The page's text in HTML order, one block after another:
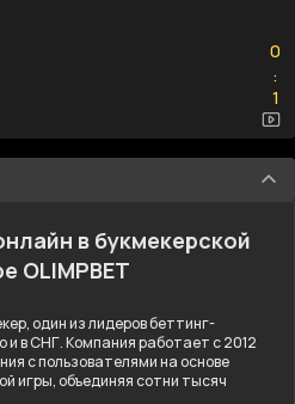
0
:1
1
в букмекерской
OLIMPBET
один из лидеров беттинг-
и в СНГ. Компания работает с 2012
с пользователями на основе
игры, объединяя сотни тысяч